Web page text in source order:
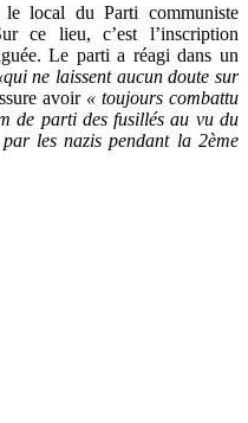
local du Parti communiste
ce lieu, c’est l’inscription
Le parti a réagi dans un
ne laissent aucun doute sur
avoir « toujours combattu
de parti des fusillés au vu du
les nazis pendant la 2ème